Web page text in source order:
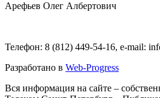
Арефьев Олег Албертович
Телефон: 8 (812) 449-54-16, e-mail:
Разработано в Web-Progress
Вся информация на сайте –